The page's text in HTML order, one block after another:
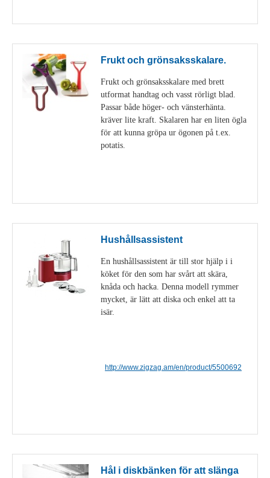
Frukt och grönsaksskalare.
Frukt och grönsaksskalare med brett
utformat handtag och vasst rörligt blad.
Passar både höger- och vänsterhänta.
kräver lite kraft. Skalaren har en liten ögla
för att kunna gröpa ur ögonen på t.ex.
potatis.
Hushållsassistent
En hushållsassistent är till stor hjälp i i
köket för den som har svårt att skära,
knåda och hacka. Denna modell rymmer
mycket, är lätt att diska och enkel att ta
isär.
http://www.zigzag.am/en/product/5500692
Hål i diskbänken för att slänga